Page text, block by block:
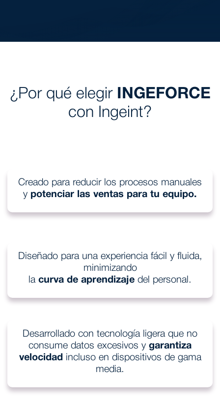
¿Por qué elegir
INGEFORCE
con Ingeint?
Creado para reducir los procesos manuales
y potenciar las ventas para tu equipo.
Diseñado para una experiencia fácil y fluida,
minimizando
la curva de aprendizaje del personal.
Desarrollado con tecnología ligera que no
consume datos excesivos y garantiza
velocidad incluso en dispositivos de gama
media.